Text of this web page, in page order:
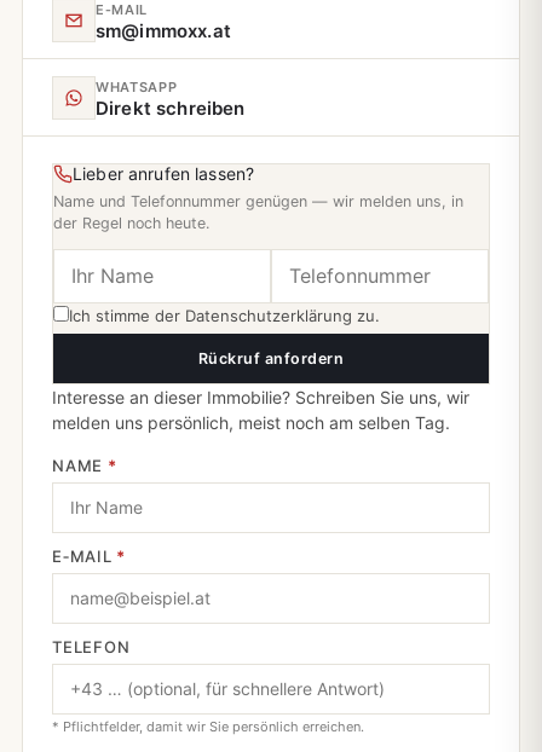
E‑MAIL
sm@immoxx.at
WHATSAPP
Direkt schreiben
Lieber anrufen lassen?
Name und Telefonnummer genügen — wir melden uns, in
der Regel noch heute.
Ich stimme der Datenschutzerklärung zu.
Rückruf anfordern
Interesse an dieser Immobilie? Schreiben Sie uns, wir
melden uns persönlich, meist noch am selben Tag.
NAME *
E‑MAIL *
TELEFON
* Pflichtfelder, damit wir Sie persönlich erreichen.